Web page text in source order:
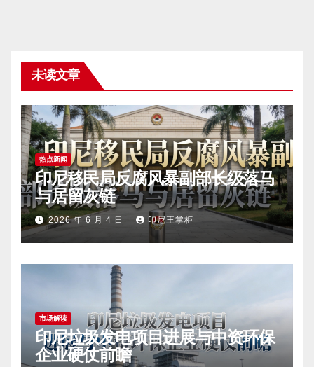
未读文章
热点新闻
印尼移民局反腐风暴副部长级落马
与居留灰链
2026 年 6 月 4 日 印尼王掌柜
市场解读
印尼垃圾发电项目进展与中资环保
企业硬仗前瞻